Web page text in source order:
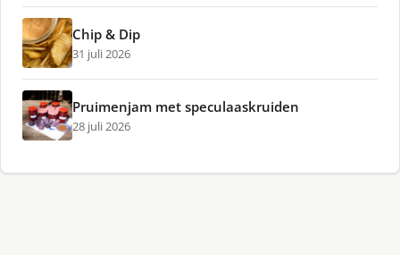
Chip & Dip
31 juli 2026
Pruimenjam met speculaaskruiden
28 juli 2026